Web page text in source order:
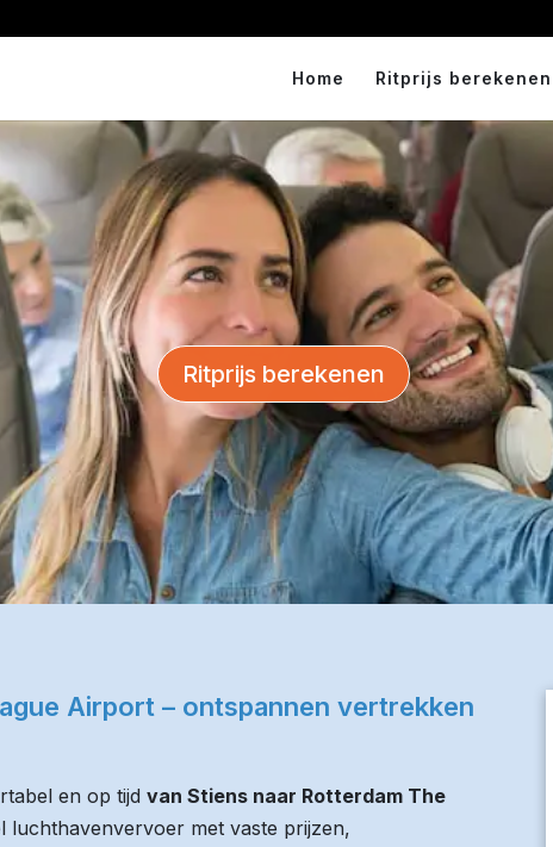
Home Ritprijs
Ritprijs berekenen
Airport – ontspannen vertrekken
en op tijd van Stiens naar Rotterdam The
luchthavenvervoer met vaste prijzen,